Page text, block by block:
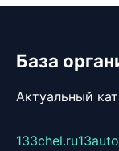
База
Актуальный
133chel.ru